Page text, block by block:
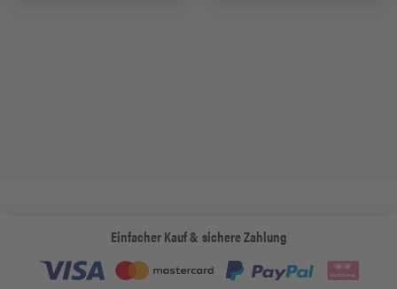
Einfacher Kauf & sichere Zahlung